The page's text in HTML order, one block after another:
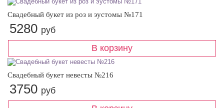
Свадебный букет из роз и эустомы №171
5280 руб
Свадебный букет невесты №216
3750 руб